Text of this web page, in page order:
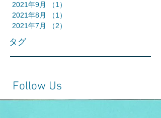
2021年9月
（1）
2021年8月
（1）
2021年7月
（2）
タグ
Follow Us